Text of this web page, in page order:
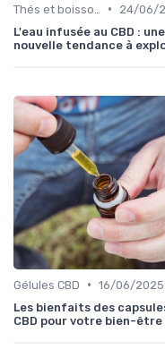
•
24/06/
L'eau infusée au CBD : une
nouvelle tendance à
Gélules CBD • 16/06/2025
Les bienfaits des
CBD pour votre bien-être